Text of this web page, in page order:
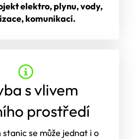
elektro, plynu, vody,
komunikací.
s vlivem
prostředí
se může jednat i o